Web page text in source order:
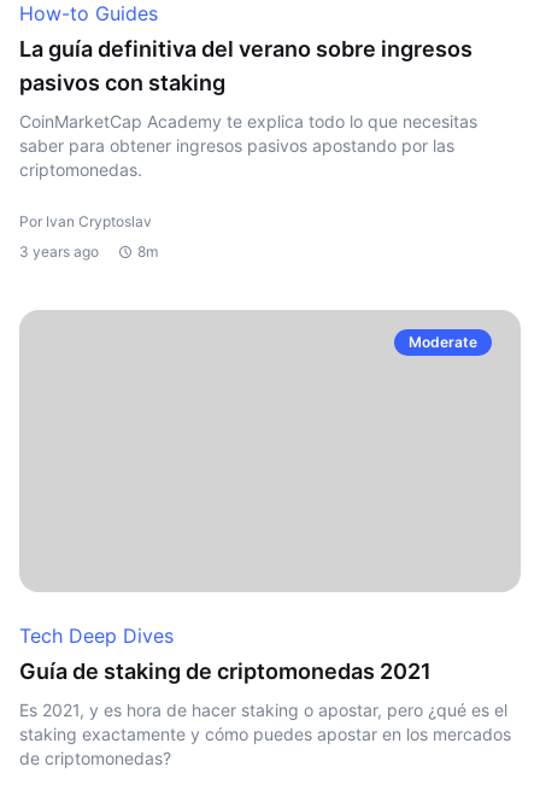
How-to Guides
La guía definitiva del verano sobre ingresos
pasivos con staking
CoinMarketCap Academy te explica todo lo que necesitas
saber para obtener ingresos pasivos apostando por las
criptomonedas.
Por Ivan Cryptoslav
3 years ago
8m
Moderate
Tech Deep Dives
Guía de staking de criptomonedas 2021
Es 2021, y es hora de hacer staking o apostar, pero ¿qué es el
staking exactamente y cómo puedes apostar en los mercados
de criptomonedas?